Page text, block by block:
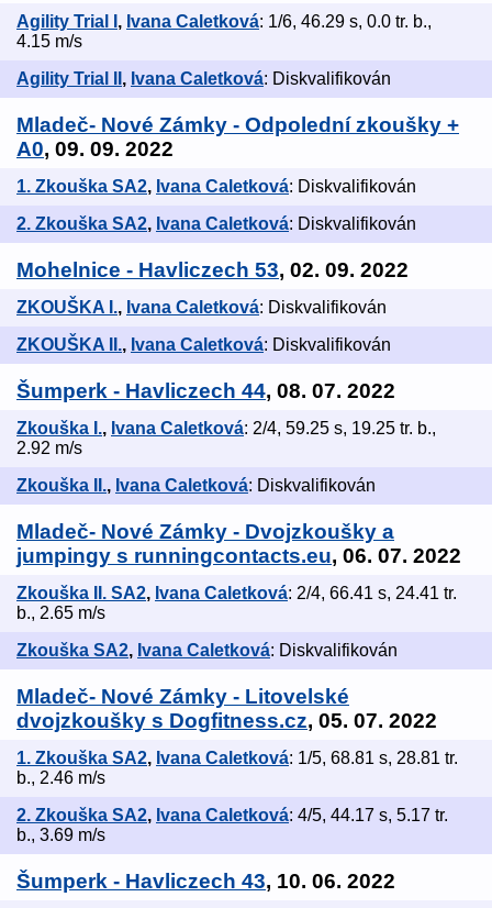
Agility Trial I , Ivana Caletková: 1/6, 46.29 s, 0.0 tr. b.,
4.15 m/s
Agility Trial II , Ivana Caletková: Diskvalifikován
Mladeč- Nové Zámky - Odpolední zkoušky +
A0, 09. 09. 2022
1. Zkouška SA2, Ivana Caletková: Diskvalifikován
2. Zkouška SA2, Ivana Caletková: Diskvalifikován
Mohelnice - Havliczech 53, 02. 09. 2022
ZKOUŠKA I., Ivana Caletková: Diskvalifikován
ZKOUŠKA II., Ivana Caletková: Diskvalifikován
Šumperk - Havliczech 44, 08. 07. 2022
Zkouška I., Ivana Caletková: 2/4, 59.25 s, 19.25 tr. b.,
2.92 m/s
Zkouška II., Ivana Caletková: Diskvalifikován
Mladeč- Nové Zámky - Dvojzkoušky a
jumpingy s runningcontacts.eu, 06. 07. 2022
Zkouška II. SA2, Ivana Caletková: 2/4, 66.41 s, 24.41 tr.
b., 2.65 m/s
Zkouška SA2, Ivana Caletková: Diskvalifikován
Mladeč- Nové Zámky - Litovelské
dvojzkoušky s Dogfitness.cz, 05. 07. 2022
1. Zkouška SA2, Ivana Caletková: 1/5, 68.81 s, 28.81 tr.
b., 2.46 m/s
2. Zkouška SA2, Ivana Caletková: 4/5, 44.17 s, 5.17 tr.
b., 3.69 m/s
Šumperk - Havliczech 43, 10. 06. 2022